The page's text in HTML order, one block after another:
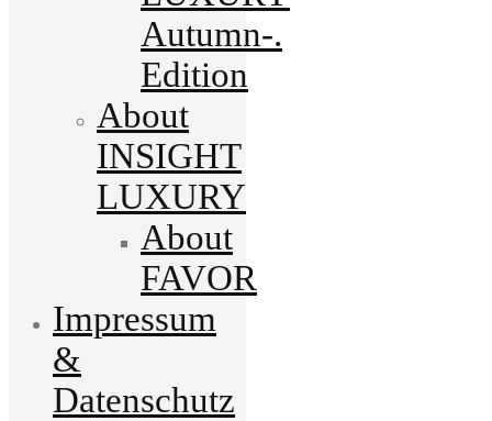
Autumn-.
Edition
About
INSIGHT
LUXURY
About
FAVOR
Impressum
&
Datenschutz